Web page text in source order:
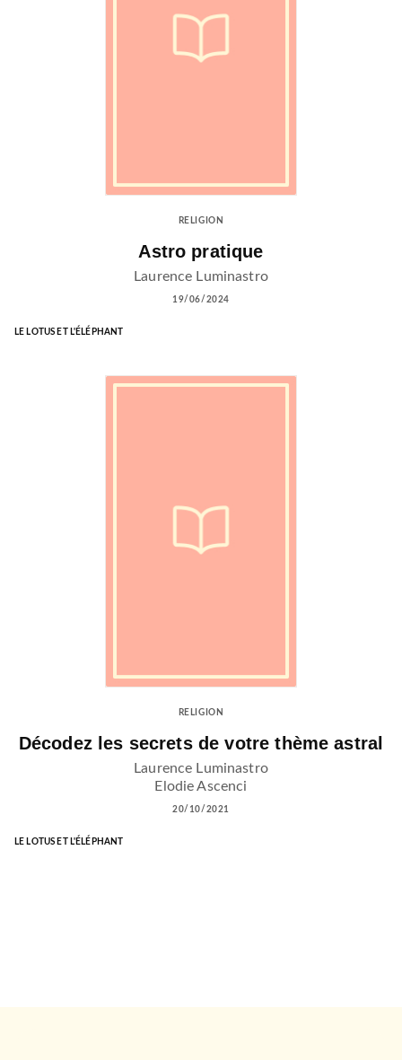
RELIGION
Astro pratique
Laurence Luminastro
19/06/2024
LE LOTUS ET L'ÉLÉPHANT
RELIGION
Décodez les secrets de votre thème astral
Laurence Luminastro
Elodie Ascenci
20/10/2021
LE LOTUS ET L'ÉLÉPHANT